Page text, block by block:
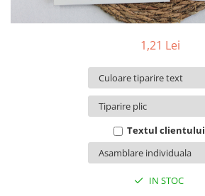
Pachete marturii
Pungi si cutii prajituri
Cutii flori de hartie
Aranjamente tematice
2020 Craciun si Anul Nou
1,21 Lei
Textul clientului
IN STOC